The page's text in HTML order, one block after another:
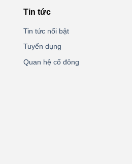
Tin tức
Tin tức nổi bật
Tuyển dụng
Quan hệ cổ đông